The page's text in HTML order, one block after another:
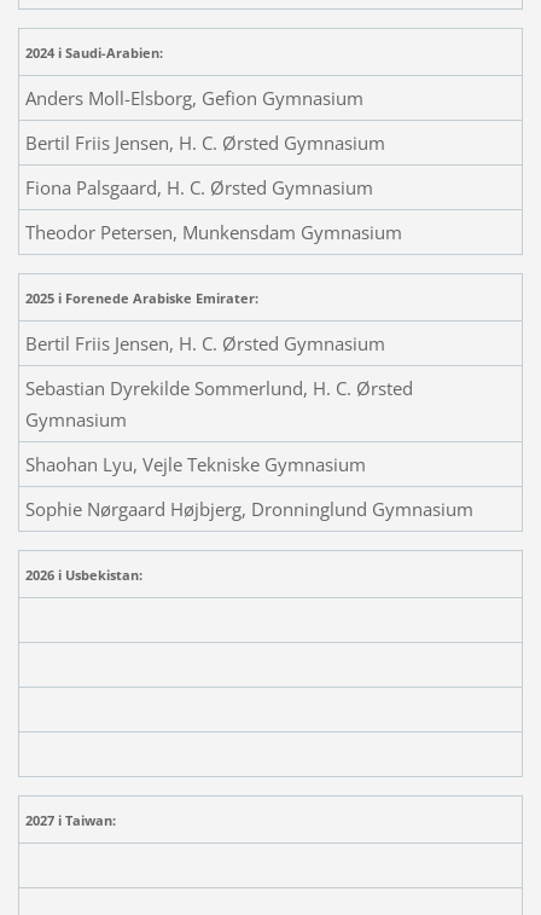
2024 i Saudi-Arabien:
Anders Moll-Elsborg, Gefion Gymnasium
Bertil Friis Jensen, H. C. Ørsted Gymnasium
Fiona Palsgaard, H. C. Ørsted Gymnasium
Theodor Petersen, Munkensdam Gymnasium
2025 i Forenede Arabiske Emirater:
Bertil Friis Jensen, H. C. Ørsted Gymnasium
Sebastian Dyrekilde Sommerlund, H. C. Ørsted
Gymnasium
Shaohan Lyu, Vejle Tekniske Gymnasium
Sophie Nørgaard Højbjerg, Dronninglund Gymnasium
2026 i Usbekistan:
2027 i Taiwan: